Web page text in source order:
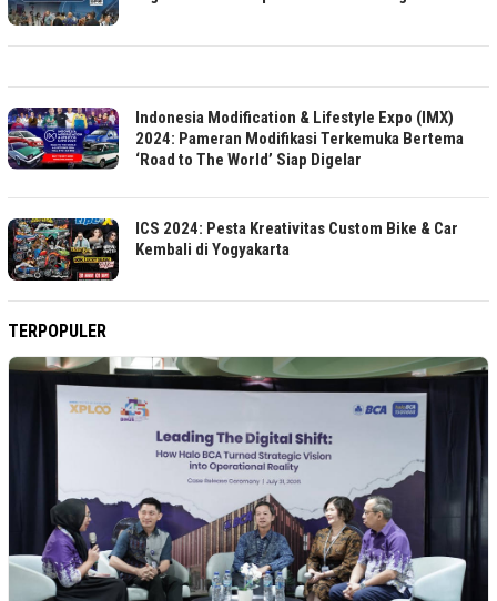
Indonesia Modification & Lifestyle Expo (IMX)
2024: Pameran Modifikasi Terkemuka Bertema
‘Road to The World’ Siap Digelar
ICS 2024: Pesta Kreativitas Custom Bike & Car
Kembali di Yogyakarta
TERPOPULER